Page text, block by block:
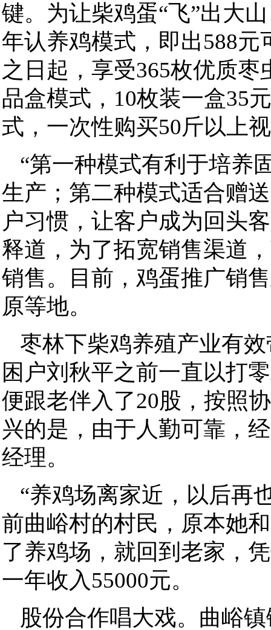
键。为让柴鸡蛋“飞”出大
年认养鸡模式，即出588
之日起，享受365枚优质
品盒模式，10枚装一盒35
式，一次性购买50斤以上
“第一种模式有利于培养
生产；第二种模式适合赠
户习惯，让客户成为回头
释道，为了拓宽销售渠道
销售。目前，鸡蛋推广销
原等地。
枣林下柴鸡养殖产业有
困户刘秋平之前一直以打
便跟老伴入了20股，按照
兴的是，由于人勤可靠，
经理。
“养鸡场离家近，以后再
前曲峪村的村民，原本她
了养鸡场，就回到老家，
一年收入55000元。
股份合作唱大戏。曲峪